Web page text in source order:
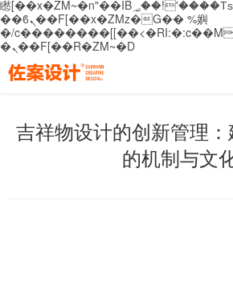
矁[��x�ZM~�n"��IB؃��!'����Тѕ��+��(m��IK�ʭ�/|
��ϐܢ��F[��x�ZMz�G�� %嬩
�/
�ܢ��F[��R�ZM~�D
吉祥物设计的创新管理
的机制与文